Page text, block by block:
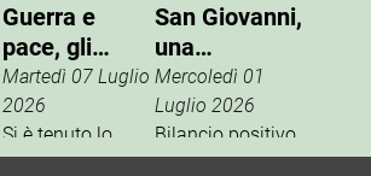
Guerra e
pace, gli
Scout
incontrano
l’ANPI
Martedì 07 Luglio
2026
Si è tenuto lo
scorso 27 giugno
San Giovanni,
una
tradizione che
si rinnova
Mercoledì 01
Luglio 2026
Bilancio positivo,
la scorsa